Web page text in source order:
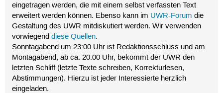
eingetragen werden, die mit einem selbst verfassten Text
erweitert werden können. Ebenso kann im UWR-Forum die
Gestaltung des UWR mitdiskutiert werden. Wir verwenden
vorwiegenddiese Quellen.
Sonntagabend um 23:00 Uhr ist Redaktionsschluss und am
Montagabend, ab ca. 20:00 Uhr, bekommt der UWR den
letzten Schliff (letzte Texte schreiben, Korrekturlesen,
Abstimmungen). Hierzu ist jeder Interessierte herzlich
eingeladen.